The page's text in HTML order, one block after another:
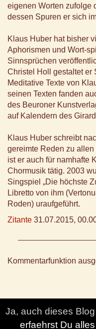
eigenen Worten zufolge
dessen Spuren er sich
Klaus Huber hat bisher
Aphorismen und Wort-
Sinnsprüchen
Christel Holl gestaltet er
Meditative Texte von
seinen Texten fanden
des Beuroner
auf Kalendern des
Klaus Huber schreibt
gereimte Reden zu
ist er auch für namhafte
Chormusik tätig. 2003
Singspiel „Die höchste
Libretto von ihm
Roden) uraufgeführt.
Zitante 31.07.2015,
Kommentarfunktion
© DesignBlog V5
Ja, auch dieses
erfaehrst Du